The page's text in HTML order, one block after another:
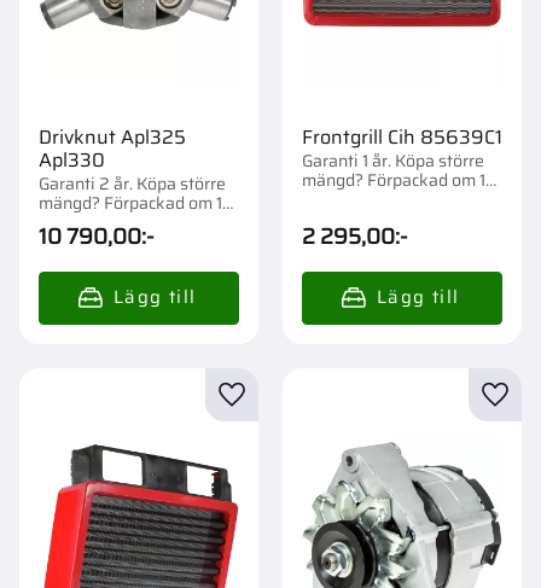
Drivknut Apl325
Apl330
Garanti 2 år. Köpa större
mängd? Förpackad om 1
st.
10 790,00:-
Frontgrill Cih 85639C1
Garanti 1 år. Köpa större
mängd? Förpackad om 1
2 295,00:-
Lägg till i favoriter